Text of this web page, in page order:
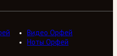
Видео Орфей
Ноты Орфей